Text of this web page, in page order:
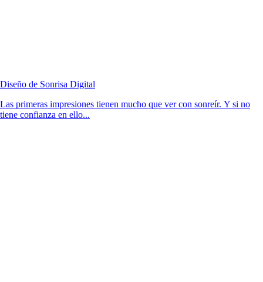
Diseño de Sonrisa Digital
Las primeras impresiones tienen mucho que ver con sonreír. Y si no
tiene confianza en ello...